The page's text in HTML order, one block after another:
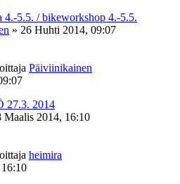
4.-5.5. / bikeworkshop 4.-5.5.
» 26 Huhti 2014, 09:07
Päiviinikainen
2014
Maalis 2014, 16:10
heimira